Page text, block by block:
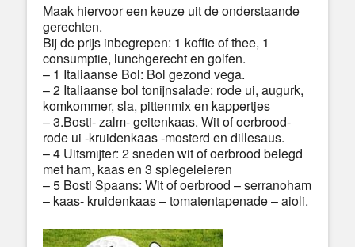
Maak hiervoor een keuze uit de onderstaande
gerechten.
Bij de prijs inbegrepen: 1 koffie of thee, 1
consumptie, lunchgerecht en golfen.
– 1 Italiaanse Bol: Bol gezond vega.
– 2 Italiaanse bol tonijnsalade: rode ui, augurk,
komkommer, sla, pittenmix en kappertjes
– 3.Bosti- zalm- geitenkaas. Wit of oerbrood-
rode ui -kruidenkaas -mosterd en dillesaus.
– 4 Uitsmijter: 2 sneden wit of oerbrood belegd
met ham, kaas en 3 spiegeleieren
– 5 Bosti Spaans: Wit of oerbrood – serranoham
– kaas- kruidenkaas – tomatentapenade – aioli.